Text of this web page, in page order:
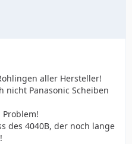
aller Hersteller!
nicht Panasonic Scheiben
Problem!
des 4040B, der noch lange